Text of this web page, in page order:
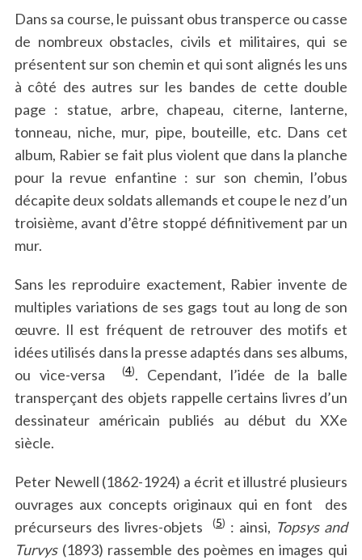
Dans sa course, le puissant obus transperce ou casse
de nombreux obstacles, civils et militaires, qui se
présentent sur son chemin et qui sont alignés les uns
à côté des autres sur les bandes de cette double
page : statue, arbre, chapeau, citerne, lanterne,
tonneau, niche, mur, pipe, bouteille, etc. Dans cet
album, Rabier se fait plus violent que dans la planche
pour la revue enfantine : sur son chemin, l’obus
décapite deux soldats allemands et coupe le nez d’un
troisième, avant d’être stoppé définitivement par un
mur.
Sans les reproduire exactement, Rabier invente de
multiples variations de ses gags tout au long de son
œuvre. Il est fréquent de retrouver des motifs et
idées utilisés dans la presse adaptés dans ses albums,
ou vice-versa(4). Cependant, l’idée de la balle
transperçant des objets rappelle certains livres d’un
dessinateur américain publiés au début du XXe
siècle.
Peter Newell (1862-1924) a écrit et illustré plusieurs
ouvrages aux concepts originaux qui en font des
précurseurs des livres-objets
(5) : ainsi, Topsys and
Turvys(1893) rassemble des poèmes en images qui